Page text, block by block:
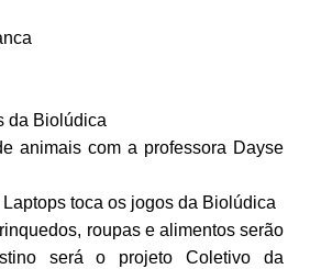
da Biolúdica
animais com a professora Dayse
toca os jogos da Biolúdica
roupas e alimentos serão
será o projeto Coletivo da